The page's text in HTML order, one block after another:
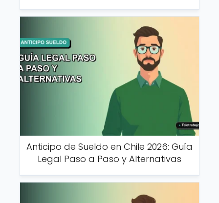
Anticipo de Sueldo en Chile 2026: Guía
Legal Paso a Paso y Alternativas